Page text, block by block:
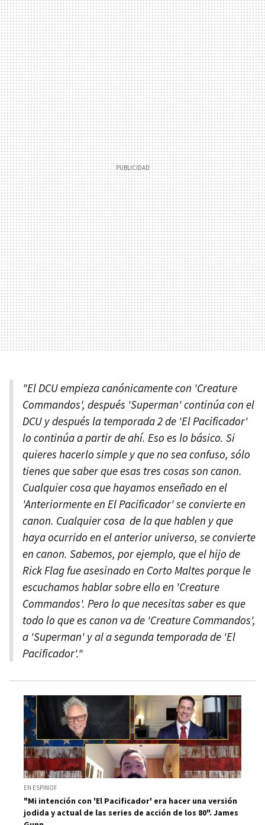
"El DCU empieza canónicamente con 'Creature
Commandos', después 'Superman' continúa con el
DCU y después la temporada 2 de 'El Pacificador'
lo continúa a partir de ahí. Eso es lo básico. Si
quieres hacerlo simple y que no sea confuso, sólo
tienes que saber que esas tres cosas son canon.
Cualquier cosa que hayamos enseñado en el
'Anteriormente en El Pacificador' se convierte en
canon. Cualquier cosa de la que hablen y que
haya ocurrido en el anterior universo, se convierte
en canon. Sabemos, por ejemplo, que el hijo de
Rick Flag fue asesinado en Corto Maltes porque le
escuchamos hablar sobre ello en 'Creature
Commandos'. Pero lo que necesitas saber es que
todo lo que es canon va de 'Creature Commandos',
a 'Superman' y al a segunda temporada de 'El
Pacificador'."
EN ESPINOF
"Mi intención con 'El Pacificador' era hacer una versión
jodida y actual de las series de acción de los 80". James